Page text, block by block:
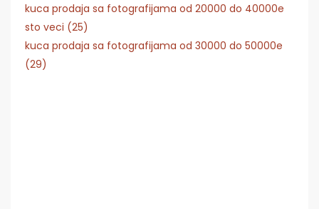
kuca prodaja sa fotografijama od 20000 do 40000e
sto veci (25)
kuca prodaja sa fotografijama od 30000 do 50000e
(29)